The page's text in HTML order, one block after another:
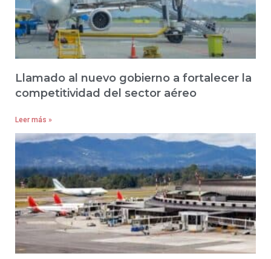
Llamado al nuevo gobierno a fortalecer la
competitividad del sector aéreo
Leer más »